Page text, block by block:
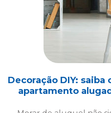
Decoração DIY:
apartamento
Morar de aluguel não
ambiente personalizado
criativas de decoração